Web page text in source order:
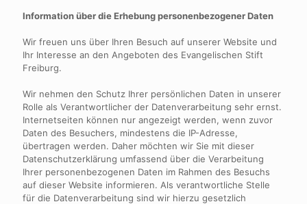
Information über die Erhebung personenbezogener Daten
Wir freuen uns über Ihren Besuch auf unserer Website und
Ihr Interesse an den Angeboten des Evangelischen Stift
Freiburg.
Wir nehmen den Schutz Ihrer persönlichen Daten in unserer
Rolle als Verantwortlicher der Datenverarbeitung sehr ernst.
Internetseiten können nur angezeigt werden, wenn zuvor
Daten des Besuchers, mindestens die IP-Adresse,
übertragen werden. Daher möchten wir Sie mit dieser
Datenschutzerklärung umfassend über die Verarbeitung
Ihrer personenbezogenen Daten im Rahmen des Besuchs
auf dieser Website informieren. Als verantwortliche Stelle
für die Datenverarbeitung sind wir hierzu gesetzlich